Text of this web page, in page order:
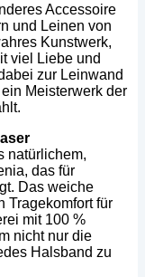
Accessoire
und Leinen von
Kunstwerk,
viel Liebe und
zur Leinwand
Meisterwerk der
natürlichem,
das für
Das weiche
Tragekomfort für
mit 100 %
nicht nur die
Halsband zu